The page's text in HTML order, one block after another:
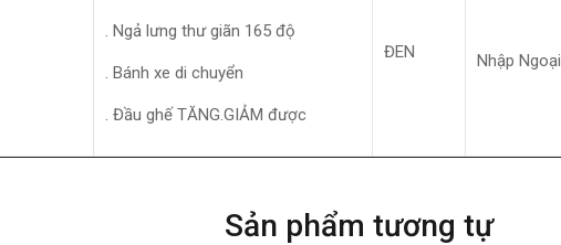
. Ngả lưng thư giãn 165 độ
. Bánh xe di chuyển
. Đầu ghế TĂNG.GIẢM được
ĐEN Nhập Ngoại
Sản phẩm tương tự